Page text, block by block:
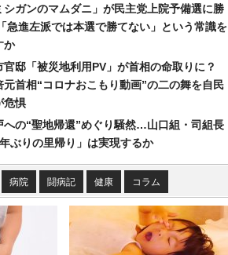
シガンのマムダニ」が民主党上院予備選に勝
急進左派では本選で勝てない」という常識を
か
官邸「被災地利用PV」が首相の命取りに？
元首相“コロナおこもり動画”の二の舞を自民
危惧
への“聖地帰還”めぐり騒然…山口組・司組長
年ぶりの里帰り」は実現するか
病院 闘病記 健康 コラム